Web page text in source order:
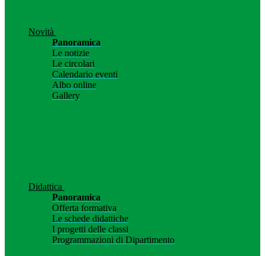
Novità
Panoramica
Le notizie
Le circolari
Calendario eventi
Albo online
Gallery
Didattica
Panoramica
Offerta formativa
Le schede didattiche
I progetti delle classi
Programmazioni di Dipartimento